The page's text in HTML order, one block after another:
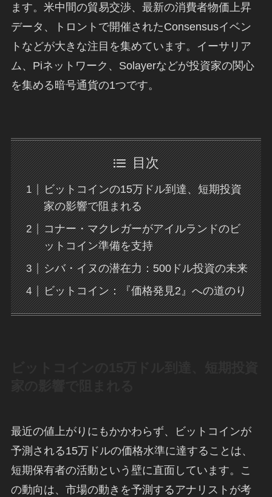
ます。米中間の貿易交渉、最新の消費者物価上昇
データ、トロントで開催されたConsensusイベン
トなどが大きな注目を集めています。イーサリア
ム、Piネットワーク、Solayerなどが投資家の関心
を集める暗号通貨の1つです。
目次
ビットコインの15万ドル到達、短期投資
家の影響で阻まれる
コナー・マクレガーがアイルランドのビ
ットコイン準備を支持
シバ・イヌの潜在力：500ドル投資の未来
ビットコイン：『価格発見2』への道のり
最近の値上がりにもかかわらず、ビットコインが
予測される15万ドルの価格水準に達することは、
短期保有者の活動という壁に直面しています。こ
の動向は、市場の動きを予測するアナリストが考